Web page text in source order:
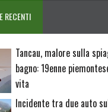
RECENTI
Tancau, malore sulla
bagno: 19enne
vita
Incidente tra due auto